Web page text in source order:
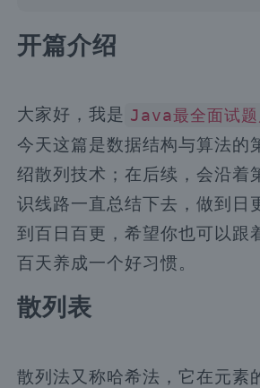
开篇介绍
大家好，我是 Java最全面试题
今天这篇是数据结构与算法的
绍散列技术；在后续，会沿着
识线路一直总结下去，做到日
到百日百更，希望你也可以跟
百天养成一个好习惯。
散列表
散列法又称哈希法，它在元素